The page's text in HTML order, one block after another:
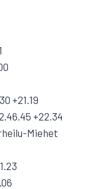
+21.19
+22.34
Miehet